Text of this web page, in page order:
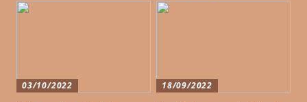
03/10/2022 18/09/2022